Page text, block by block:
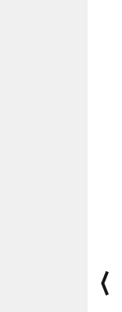
⟨